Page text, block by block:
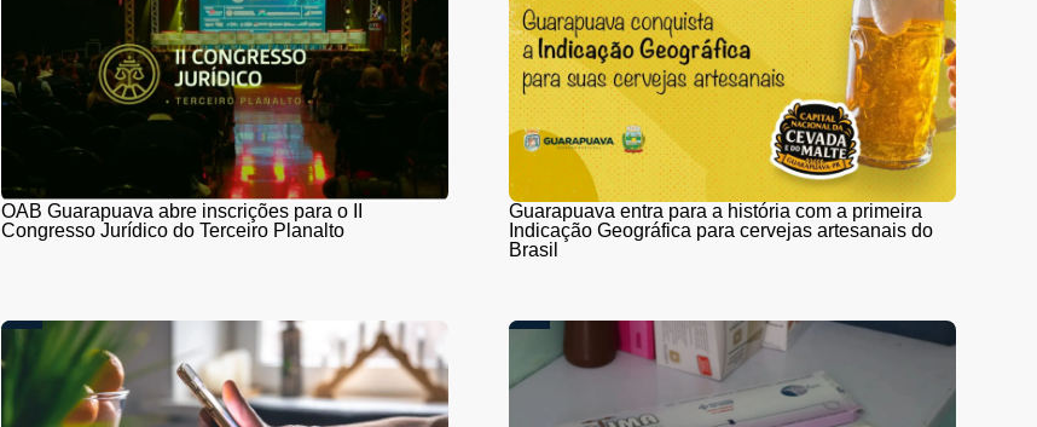
OAB Guarapuava abre inscrições para o II
Congresso Jurídico do Terceiro Planalto
Guarapuava entra para a história com a primeira
Indicação Geográfica para cervejas artesanais do
Brasil